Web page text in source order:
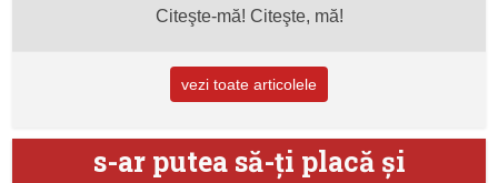
Citeşte-mă! Citeşte, mă!
vezi toate articolele
s-ar putea să-ţi placă şi